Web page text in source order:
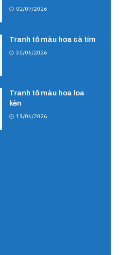
02/07/2026
Tranh tô màu hoa cà tím
30/06/2026
Tranh tô màu hoa loa
kèn
19/06/2026